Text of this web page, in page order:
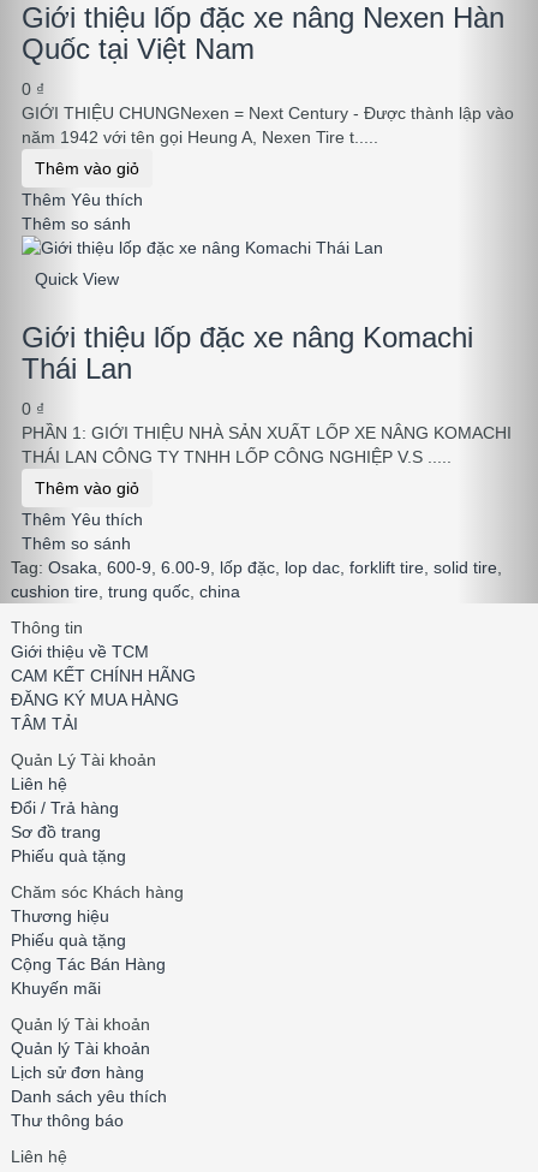
Giới thiệu lốp đặc xe nâng Nexen Hàn
Quốc tại Việt Nam
0 ₫
GIỚI THIỆU CHUNGNexen = Next Century - Được thành lập vào
năm 1942 với tên gọi Heung A, Nexen Tire t.....
Thêm vào giỏ
Thêm Yêu thích
Thêm so sánh
Quick View
Giới thiệu lốp đặc xe nâng Komachi
Thái Lan
0 ₫
PHẦN 1: GIỚI THIỆU NHÀ SẢN XUẤT LỐP XE NÂNG KOMACHI
THÁI LAN CÔNG TY TNHH LỐP CÔNG NGHIỆP V.S .....
Thêm vào giỏ
Thêm Yêu thích
Thêm so sánh
Tag: Osaka, 600-9, 6.00-9, lốp đặc, lop dac, forklift tire, solid tire,
cushion tire, trung quốc, china
Thông tin
Giới thiệu về TCM
CAM KẾT CHÍNH HÃNG
ĐĂNG KÝ MUA HÀNG
TÂM TẢI
Quản Lý Tài khoản
Liên hệ
Đổi / Trả hàng
Sơ đồ trang
Phiếu quà tặng
Chăm sóc Khách hàng
Thương hiệu
Phiếu quà tặng
Cộng Tác Bán Hàng
Khuyến mãi
Quản lý Tài khoản
Quản lý Tài khoản
Lịch sử đơn hàng
Danh sách yêu thích
Thư thông báo
Liên hệ